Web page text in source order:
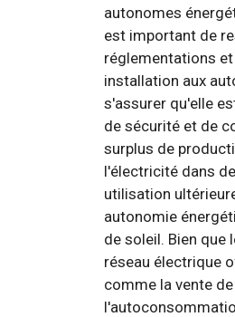
autonomes
est important de
réglementations
installation aux
s'assurer qu'elle
de sécurité et de
surplus de
l'électricité dans
utilisation
autonomie
de soleil. Bien que
réseau électrique
comme la vente